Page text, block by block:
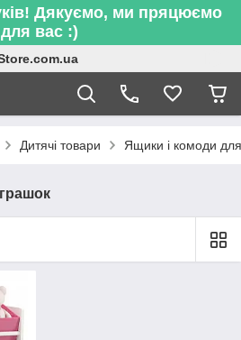
Дякуємо, ми пряцюємо
для вас :)
Дитячі товари Ящики і комоди